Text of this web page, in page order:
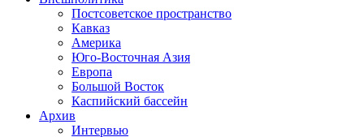
Постсоветское пространство
Кавказ
Америка
Юго-Восточная Азия
Европа
Большой Восток
Каспийский бассейн
Архив
Интервью